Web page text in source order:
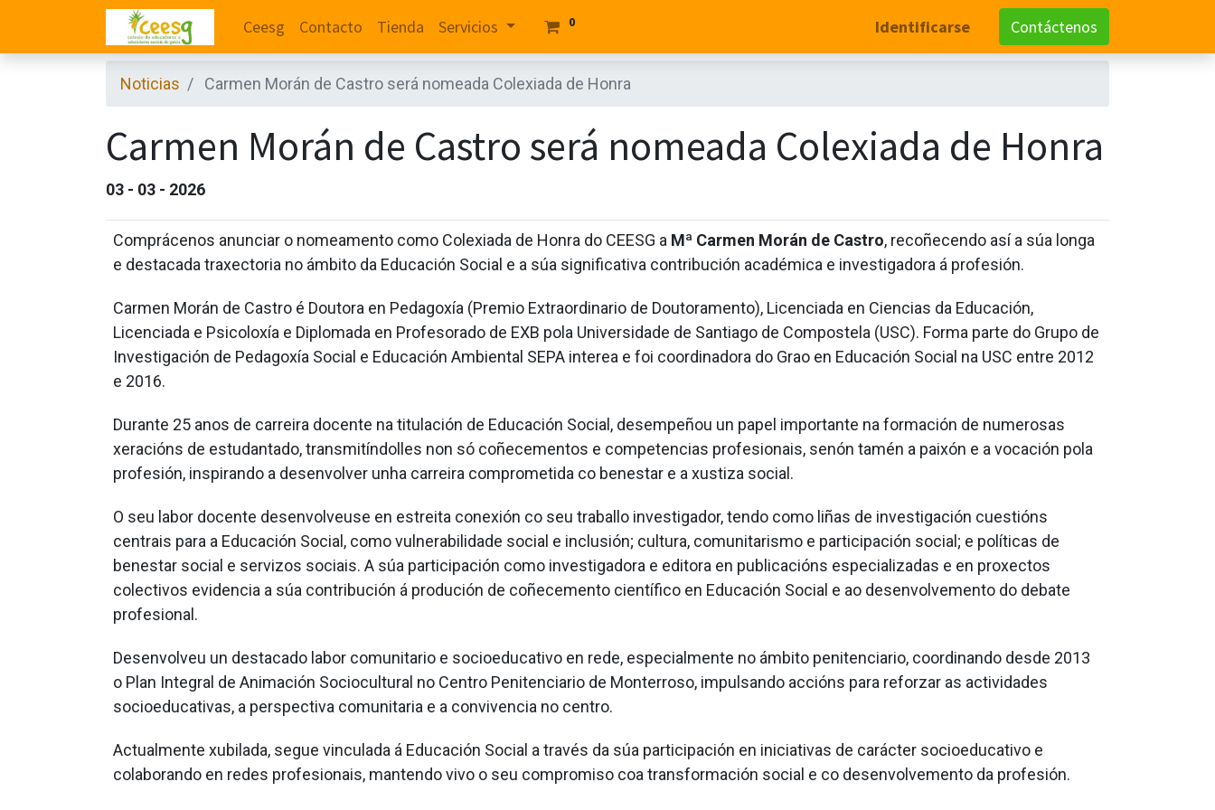
Ceesg Contacto Tienda Servicios 0 Identificarse Contáctenos
Noticias Carmen Morán de Castro será nomeada Colexiada de Honra
Carmen Morán de Castro será nomeada Colexiada de Honra
03 - 03 - 2026
Comprácenos anunciar o nomeamento como Colexiada de Honra do CEESG a Mª Carmen Morán de Castro, recoñecendo así a súa longa
e destacada traxectoria no ámbito da Educación Social e a súa significativa contribución académica e investigadora á profesión.
Carmen Morán de Castro é Doutora en Pedagoxía (Premio Extraordinario de Doutoramento), Licenciada en Ciencias da Educación,
Licenciada e Psicoloxía e Diplomada en Profesorado de EXB pola Universidade de Santiago de Compostela (USC). Forma parte do Grupo de
Investigación de Pedagoxía Social e Educación Ambiental SEPA interea e foi coordinadora do Grao en Educación Social na USC entre 2012
e 2016.
Durante 25 anos de carreira docente na titulación de Educación Social, desempeñou un papel importante na formación de numerosas
xeracións de estudantado, transmitíndolles non só coñecementos e competencias profesionais, senón tamén a paixón e a vocación pola
profesión, inspirando a desenvolver unha carreira comprometida co benestar e a xustiza social.
O seu labor docente desenvolveuse en estreita conexión co seu traballo investigador, tendo como liñas de investigación cuestións
centrais para a Educación Social, como vulnerabilidade social e inclusión; cultura, comunitarismo e participación social; e políticas de
benestar social e servizos sociais. A súa participación como investigadora e editora en publicacións especializadas e en proxectos
colectivos evidencia a súa contribución á produción de coñecemento científico en Educación Social e ao desenvolvemento do debate
profesional.
Desenvolveu un destacado labor comunitario e socioeducativo en rede, especialmente no ámbito penitenciario, coordinando desde 2013
o Plan Integral de Animación Sociocultural no Centro Penitenciario de Monterroso, impulsando accións para reforzar as actividades
socioeducativas, a perspectiva comunitaria e a convivencia no centro.
Actualmente xubilada, segue vinculada á Educación Social a través da súa participación en iniciativas de carácter socioeducativo e
colaborando en redes profesionais, mantendo vivo o seu compromiso coa transformación social e co desenvolvemento da profesión.